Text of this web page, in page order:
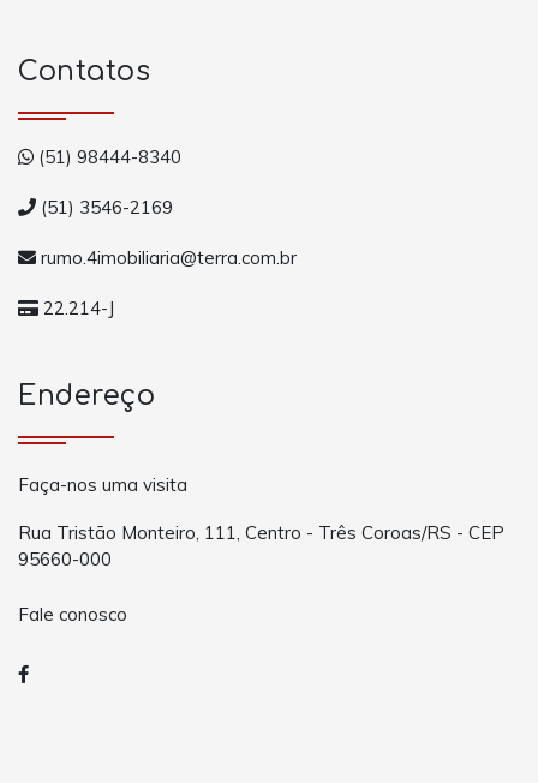
Contatos
(51) 98444-8340
(51) 3546-2169
rumo.4imobiliaria@terra.com.br
22.214-J
Endereço
Faça-nos uma visita
Rua Tristão Monteiro, 111, Centro - Três Coroas/RS - CEP
95660-000
Fale conosco